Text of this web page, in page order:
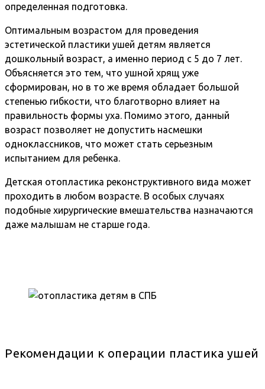
определенная подготовка.
Оптимальным возрастом для проведения
эстетической пластики ушей детям является
дошкольный возраст, а именно период с 5 до 7 лет.
Объясняется это тем, что ушной хрящ уже
сформирован, но в то же время обладает большой
степенью гибкости, что благотворно влияет на
правильность формы уха. Помимо этого, данный
возраст позволяет не допустить насмешки
одноклассников, что может стать серьезным
испытанием для ребенка.
Детская отопластика реконструктивного вида может
проходить в любом возрасте. В особых случаях
подобные хирургические вмешательства назначаются
даже малышам не старше года.
Рекомендации к операции пластика ушей